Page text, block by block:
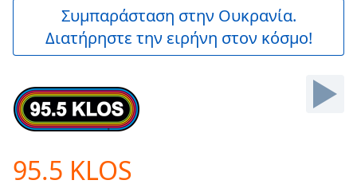
Skip
Skip
Forward
Mute
Current
Συμπαράσταση στην Ουκρανία.
Διατήρηστε την ειρήνη στον κόσμο!
95.5 KLOS